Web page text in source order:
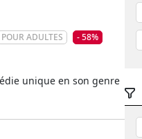
POUR ADULTES
- 58%
unique en son genre